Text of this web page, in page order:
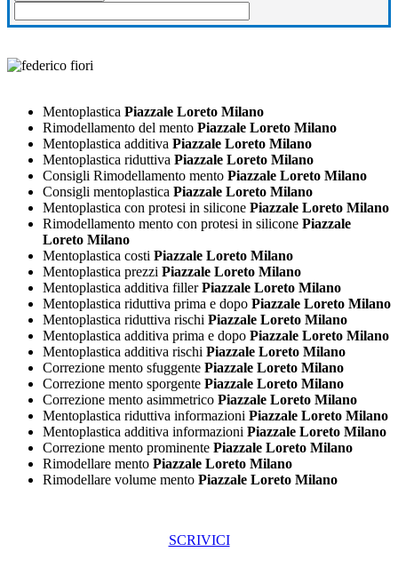
Mentoplastica Piazzale Loreto Milano
Rimodellamento del mento Piazzale Loreto Milano
Mentoplastica additiva Piazzale Loreto Milano
Mentoplastica riduttiva Piazzale Loreto Milano
Consigli Rimodellamento mento Piazzale Loreto Milano
Consigli mentoplastica Piazzale Loreto Milano
Mentoplastica con protesi in silicone Piazzale Loreto Milano
Rimodellamento mento con protesi in silicone Piazzale
Loreto Milano
Mentoplastica costi Piazzale Loreto Milano
Mentoplastica prezzi Piazzale Loreto Milano
Mentoplastica additiva fillerPiazzale Loreto Milano
Mentoplastica riduttiva prima e dopo Piazzale Loreto Milano
Mentoplastica riduttiva rischi Piazzale Loreto Milano
Mentoplastica additiva prima e dopo Piazzale Loreto Milano
Mentoplastica additiva rischi Piazzale Loreto Milano
Correzione mento sfuggente Piazzale Loreto Milano
Correzione mento sporgente Piazzale Loreto Milano
Correzione mento asimmetrico Piazzale Loreto Milano
Mentoplastica riduttiva informazioni Piazzale Loreto Milano
Mentoplastica additiva informazioni Piazzale Loreto Milano
Correzione mento prominente Piazzale Loreto Milano
Rimodellare mento Piazzale Loreto Milano
Rimodellare volume mento Piazzale Loreto Milano
SCRIVICI